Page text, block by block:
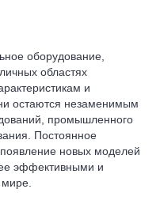
оборудование,
областях
и
остаются незаменимым
промышленного
Постоянное
новых моделей
эффективными и